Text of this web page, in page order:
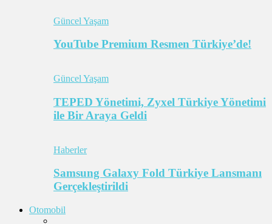
Güncel Yaşam
YouTube Premium Resmen Türkiye’de!
Güncel Yaşam
TEPED Yönetimi, Zyxel Türkiye Yönetimi
ile Bir Araya Geldi
Haberler
Samsung Galaxy Fold Türkiye Lansmanı
Gerçekleştirildi
Otomobil